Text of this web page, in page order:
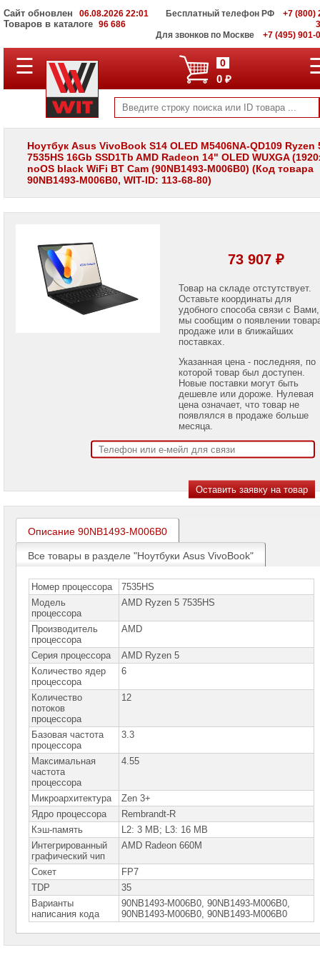
Сайт обновлен 06.08.2026 22:01
Товаров в каталоге 96 686
Бесплатный телефон РФ
+7 (800)
Для звонков по Москве
+7 (495) 901-
ПОЛНЫЙ
КАТАЛОГ
Корпоративные
серверы
WIT
Системы
хранения
данных
LCD
панели
Проекторы
MSI
Ноутбуки
Acer
Ноутбуки
Asus
Ноутбуки
Asus
Pro
Ноутбуки
Asus
Proart
Ноутбуки
Asus
Flip
Ноутбуки
Asus
Zenbook
Ноутбуки
Asus
ExpertBook
Ноутбуки
Asus
VivoBook
►
Ноутбуки
Asus
ROG
Ноутбуки
Asus
TUF
☰ 0
0 ₽
Ноутбук Asus VivoBook S14 OLED M5406NA-QD109 Ryzen
7535HS 16Gb SSD1Tb AMD Radeon 14" OLED WUXGA
noOS black WiFi BT Cam (90NB1493-M006B0) (Код товара
90NB1493-M006B0, WIT-ID: 113-68-80)
73 907 ₽
Товар на складе отстутствует.
Оставьте координаты для
удобного способа связи с Вами,
мы сообщим о появлении
продаже или в ближайших
поставках.
Указанная цена - последняя, по
которой товар был доступен.
Новые поставки могут быть
дешевле или дороже. Нулевая
цена означает, что товар не
появлялся в продаже больше
месяца.
Описание 90NB1493-M006B0
Все товары в разделе "Ноутбуки Asus VivoBook"
Номер процессора
7535HS
Модель
процессора
AMD Ryzen 5 7535HS
Производитель
процессора
AMD
Серия процессора
AMD Ryzen 5
Количество ядер
процессора
6
Количество
потоков
процессора
12
Базовая частота
процессора
3.3
Максимальная
частота
процессора
4.55
Микроархитектура
Zen 3+
Ядро процессора
Rembrandt-R
Кэш-память
L2: 3 MB; L3: 16 MB
Интегрированный
графический чип
AMD Radeon 660M
Сокет
FP7
TDP
35
Варианты
написания кода
90NB1493-M006B0, 90NB1493-M006B0,
90NВ1493-M006В0, 90NВ1493-М006В0